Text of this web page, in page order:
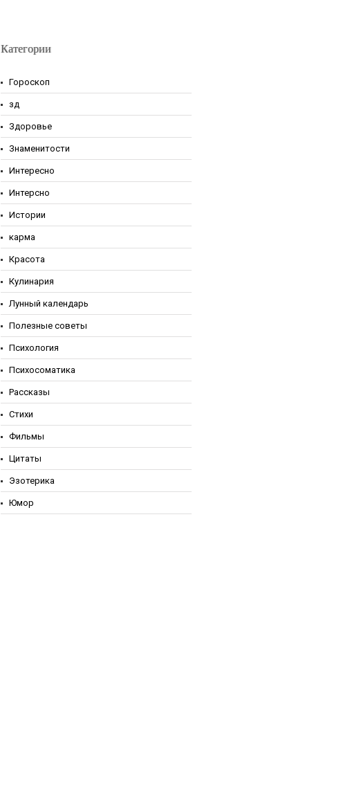
Категории
Гороскоп
зд
Здоровье
Знаменитости
Интересно
Интерсно
Истории
карма
Красота
Кулинария
Лунный календарь
Полезные советы
Психология
Психосоматика
Рассказы
Стихи
Фильмы
Цитаты
Эзотерика
Юмор